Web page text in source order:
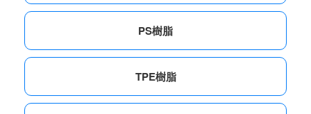
PS樹脂
TPE樹脂